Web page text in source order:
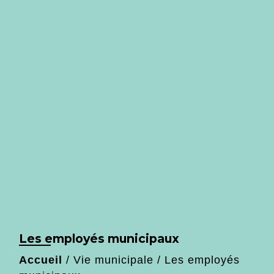
Les employés municipaux
Accueil / Vie municipale / Les employés